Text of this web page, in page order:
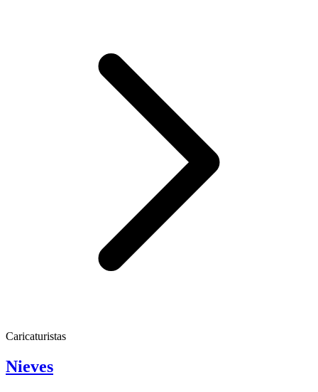
Caricaturistas
Nieves